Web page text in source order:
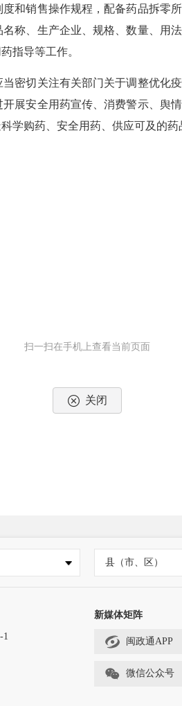
和销售操作规程，配备药品拆零
称、生产企业、规格、数量、用
指导等工作。
密切关注有关部门关于调整优化
展安全用药宣传、消费警示、舆
学购药、安全用药、供应可及的药
扫一扫在手机上查看当前页面
关闭
县（市、区）
1
新媒体矩阵
闽政通APP
微信公众号